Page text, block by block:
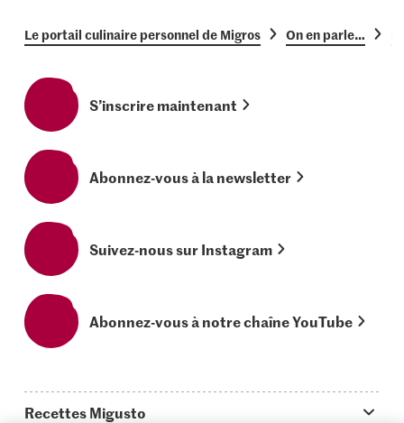
Le portail culinaire personnel de Migros On en parle…
S’inscrire maintenant
Abonnez-vous à la newsletter
Suivez-nous sur Instagram
Abonnez-vous à notre chaîne YouTube
Recettes Migusto